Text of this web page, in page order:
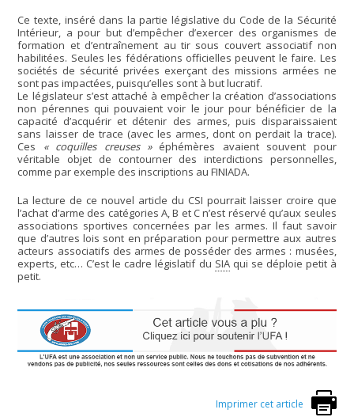
Ce texte, inséré dans la partie législative du Code de la Sécurité
Intérieur, a pour but d’empêcher d’exercer des organismes de
formation et d’entraînement au tir sous couvert associatif non
habilitées. Seules les fédérations officielles peuvent le faire. Les
sociétés de sécurité privées exerçant des missions armées ne
sont pas impactées, puisqu’elles sont à but lucratif.
Le législateur s’est attaché à empêcher la création d’associations
non pérennes qui pouvaient voir le jour pour bénéficier de la
capacité d’acquérir et détenir des armes, puis disparaissaient
sans laisser de trace (avec les armes, dont on perdait la trace).
Ces « coquilles creuses »éphémères avaient souvent pour
véritable objet de contourner des interdictions personnelles,
comme par exemple des inscriptions au FINIADA.
La lecture de ce nouvel article du CSI pourrait laisser croire que
l’achat d’arme des catégories A, B et C n’est réservé qu’aux seules
associations sportives concernées par les armes. Il faut savoir
que d’autres lois sont en préparation pour permettre aux autres
acteurs associatifs des armes de posséder des armes : musées,
experts, etc… C’est le cadre législatif du SIAqui se déploie petit à
petit.
Imprimer cet article